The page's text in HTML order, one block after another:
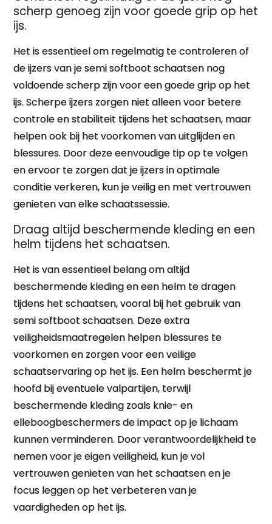
scherp genoeg zijn voor goede grip op het
ijs.
Het is essentieel om regelmatig te controleren of
de ijzers van je semi softboot schaatsen nog
voldoende scherp zijn voor een goede grip op het
ijs. Scherpe ijzers zorgen niet alleen voor betere
controle en stabiliteit tijdens het schaatsen, maar
helpen ook bij het voorkomen van uitglijden en
blessures. Door deze eenvoudige tip op te volgen
en ervoor te zorgen dat je ijzers in optimale
conditie verkeren, kun je veilig en met vertrouwen
genieten van elke schaatssessie.
Draag altijd beschermende kleding en een
helm tijdens het schaatsen.
Het is van essentieel belang om altijd
beschermende kleding en een helm te dragen
tijdens het schaatsen, vooral bij het gebruik van
semi softboot schaatsen. Deze extra
veiligheidsmaatregelen helpen blessures te
voorkomen en zorgen voor een veilige
schaatservaring op het ijs. Een helm beschermt je
hoofd bij eventuele valpartijen, terwijl
beschermende kleding zoals knie- en
elleboogbeschermers de impact op je lichaam
kunnen verminderen. Door verantwoordelijkheid te
nemen voor je eigen veiligheid, kun je vol
vertrouwen genieten van het schaatsen en je
focus leggen op het verbeteren van je
vaardigheden op het ijs.